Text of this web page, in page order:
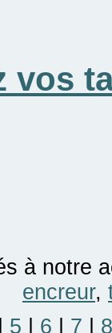
vos
à notre
encreur,
5 6 7
8